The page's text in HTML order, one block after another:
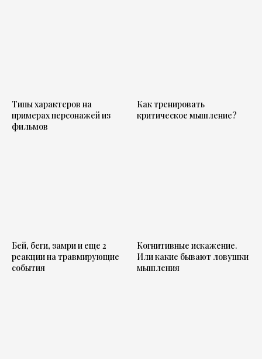
Типы характеров на
примерах персонажей из
фильмов
Как тренировать
критическое мышление?
Бей, беги, замри и еще 2
реакции на травмирующие
события
Когнитивные искажение.
Или какие бывают ловушки
мышления